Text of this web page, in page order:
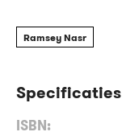
Ramsey Nasr
Specificaties
ISBN: